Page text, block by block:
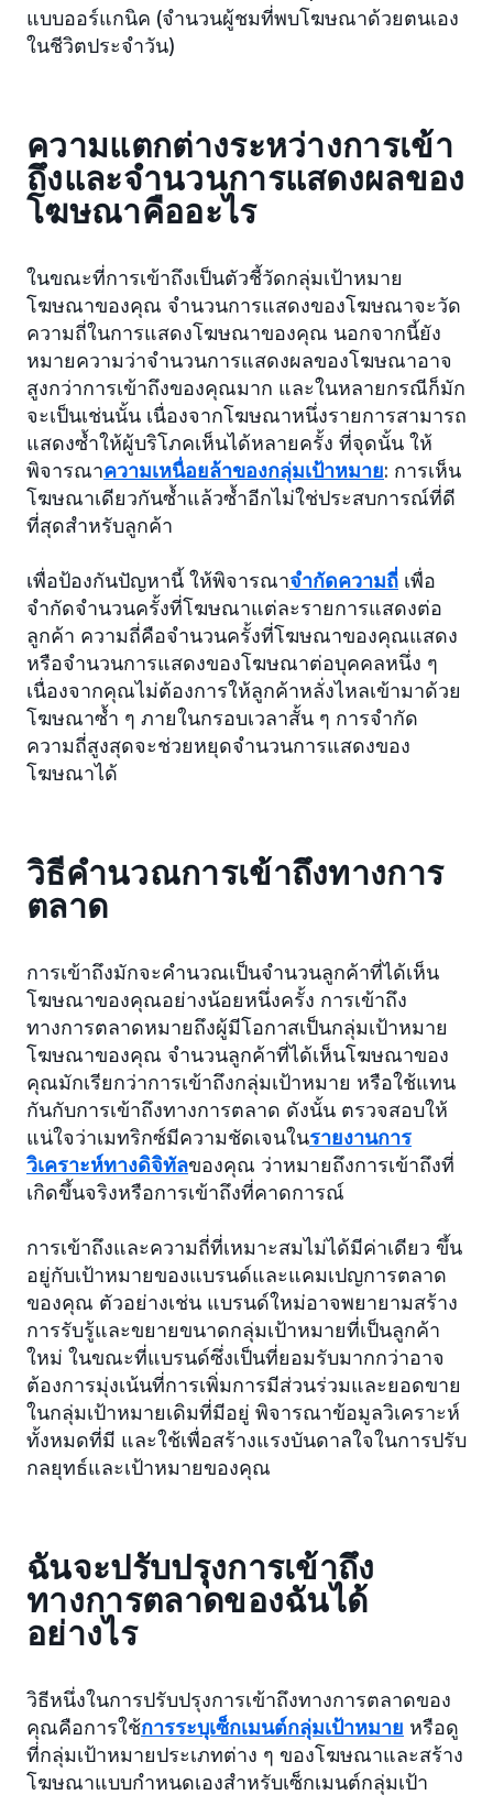
แบบออร์แกนิค (จำนวนผู้ชมที่พบโฆษณาด้วยตนเอง
ในชีวิตประจำวัน)
ความแตกต่างระหว่างการเข้า
ถึงและจำนวนการแสดงผลของ
โฆษณาคืออะไร
ในขณะที่การเข้าถึงเป็นตัวชี้วัดกลุ่มเป้าหมาย
โฆษณาของคุณ จำนวนการแสดงของโฆษณาจะวัด
ความถี่ในการแสดงโฆษณาของคุณ นอกจากนี้ยัง
หมายความว่าจำนวนการแสดงผลของโฆษณาอาจ
สูงกว่าการเข้าถึงของคุณมาก และในหลายกรณีก็มัก
จะเป็นเช่นนั้น เนื่องจากโฆษณาหนึ่งรายการสามารถ
แสดงซ้ำให้ผู้บริโภคเห็นได้หลายครั้ง ที่จุดนั้น ให้
พิจารณาความเหนื่อยล้าของกลุ่มเป้าหมาย: การเห็น
โฆษณาเดียวกันซ้ำแล้วซ้ำอีกไม่ใช่ประสบการณ์ที่ดี
ที่สุดสำหรับลูกค้า
เพื่อป้องกันปัญหานี้ ให้พิจารณาจำกัดความถี่ เพื่อ
จำกัดจำนวนครั้งที่โฆษณาแต่ละรายการแสดงต่อ
ลูกค้า ความถี่คือจำนวนครั้งที่โฆษณาของคุณแสดง
หรือจำนวนการแสดงของโฆษณาต่อบุคคลหนึ่ง ๆ
เนื่องจากคุณไม่ต้องการให้ลูกค้าหลั่งไหลเข้ามาด้วย
โฆษณาซ้ำ ๆ ภายในกรอบเวลาสั้น ๆ การจำกัด
ความถี่สูงสุดจะช่วยหยุดจำนวนการแสดงของ
โฆษณาได้
วิธีคำนวณการเข้าถึงทางการ
ตลาด
การเข้าถึงมักจะคำนวณเป็นจำนวนลูกค้าที่ได้เห็น
โฆษณาของคุณอย่างน้อยหนึ่งครั้ง การเข้าถึง
ทางการตลาดหมายถึงผู้มีโอกาสเป็นกลุ่มเป้าหมาย
โฆษณาของคุณ จำนวนลูกค้าที่ได้เห็นโฆษณาของ
คุณมักเรียกว่าการเข้าถึงกลุ่มเป้าหมาย หรือใช้แทน
กันกับการเข้าถึงทางการตลาด ดังนั้น ตรวจสอบให้
แน่ใจว่าเมทริกซ์มีความชัดเจนในรายงานการ
วิเคราะห์ทางดิจิทัลของคุณ ว่าหมายถึงการเข้าถึงที่
เกิดขึ้นจริงหรือการเข้าถึงที่คาดการณ์
การเข้าถึงและความถี่ที่เหมาะสมไม่ได้มีค่าเดียว ขึ้น
อยู่กับเป้าหมายของแบรนด์และแคมเปญการตลาด
ของคุณ ตัวอย่างเช่น แบรนด์ใหม่อาจพยายามสร้าง
การรับรู้และขยายขนาดกลุ่มเป้าหมายที่เป็นลูกค้า
ใหม่ ในขณะที่แบรนด์ซึ่งเป็นที่ยอมรับมากกว่าอาจ
ต้องการมุ่งเน้นที่การเพิ่มการมีส่วนร่วมและยอดขาย
ในกลุ่มเป้าหมายเดิมที่มีอยู่ พิจารณาข้อมูลวิเคราะห์
ทั้งหมดที่มี และใช้เพื่อสร้างแรงบันดาลใจในการปรับ
กลยุทธ์และเป้าหมายของคุณ
ฉันจะปรับปรุงการเข้าถึง
ทางการตลาดของฉันได้
อย่างไร
วิธีหนึ่งในการปรับปรุงการเข้าถึงทางการตลาดของ
คุณคือการใช้การระบุเซ็กเมนต์กลุ่มเป้าหมาย หรือดู
ที่กลุ่มเป้าหมายประเภทต่าง ๆ ของโฆษณาและสร้าง
โฆษณาแบบกำหนดเองสำหรับเซ็กเมนต์กลุ่มเป้า